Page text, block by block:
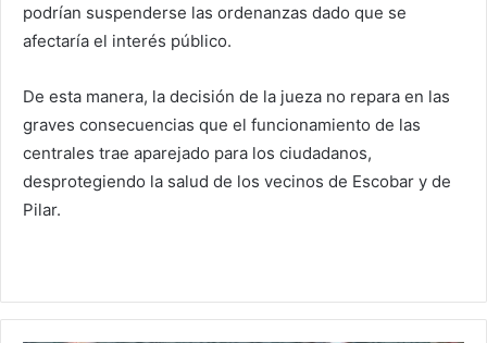
podrían suspenderse las ordenanzas dado que se
afectaría el interés público.
De esta manera, la decisión de la jueza no repara en las
graves consecuencias que el funcionamiento de las
centrales trae aparejado para los ciudadanos,
desprotegiendo la salud de los vecinos de Escobar y de
Pilar.